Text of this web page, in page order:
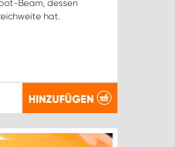
Beam, dessen
hat.
HINZUFÜGEN